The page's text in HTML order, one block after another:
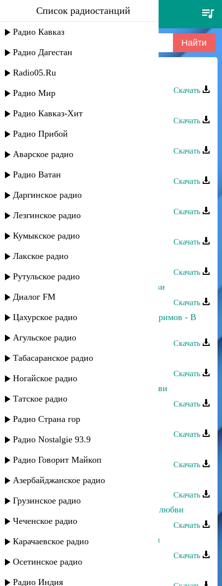
баганд булатов - в плену любви
Список радиостанций
Радио Кавказ
Радио Дагестан
Radio05.Ru
Радио Мир
Радио Кавказ-Хит
Радио Прибой
Аварское радио
Радио Ватан
Даргинское радио
Лезгинское радио
Кумыкское радио
Лакское радио
Рутульское радио
Диалог FM
Цахурское радио
Агульское радио
Табасаранское радио
Ногайское радио
Татское радио
Радио Страна гор
Радио Nostalgie 93.9
Радио Говорит Майкоп
Азербайджанское радио
Грузинское радио
Чеченское радио
Карачаевское радио
Осетинское радио
Радио Индия
Баганд Булатов - В плену любви
Скачать
Скачать
Баганд Булатов - Дук вази
Скачать
Скачать
Баганд Булатов - Горянка
Скачать
Скачать
Баганд Булатов - Для тебя
Скачать
Хасбулат Рахманов - В плену любви
Скачать
Альбина Салимгереева и Ринат Каримов - В
Скачать
Баганд Булатов - Где ты, родная
Скачать
Санижат Султанова - В плену любви
Скачать
Баганд Булатов - Не могу забыть...
Скачать
Скачать
Магомед Османов - Океан любви
Скачать
Мисрина Магомедова - Лекарство любви
Скачать
Нурулла Раджабов - Дерево Любви
Скачать